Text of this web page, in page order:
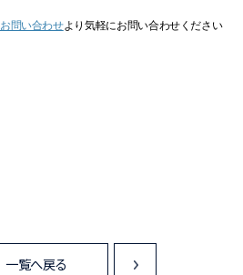
お問い合わせより気軽にお問い合わせください
<
一覧へ戻る